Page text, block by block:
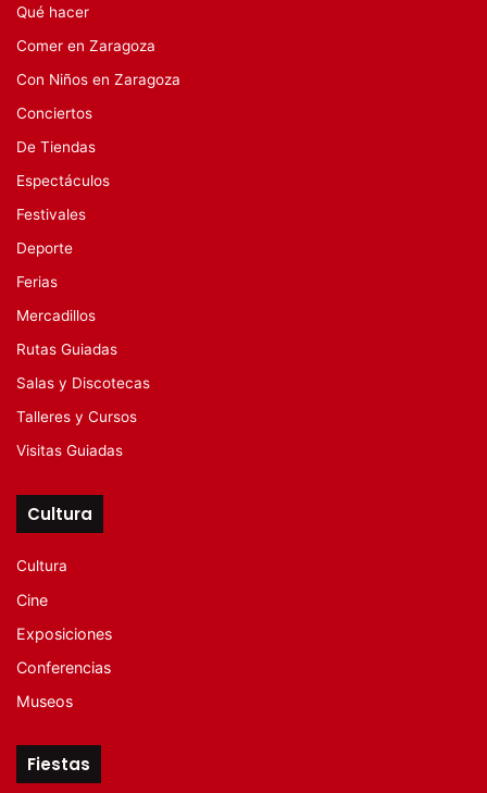
Qué hacer
Comer en Zaragoza
Con Niños en Zaragoza
Conciertos
De Tiendas
Espectáculos
Festivales
Deporte
Ferias
Mercadillos
Rutas Guiadas
Salas y Discotecas
Talleres y Cursos
Visitas Guiadas
Cultura
Cultura
Cine
Exposiciones
Conferencias
Museos
Fiestas